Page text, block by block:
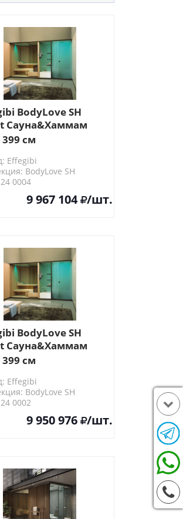
BodyLove SH
Сауна&Хаммам
угловая
трубчатое
399 см
Effegibi
BodyLove SH
0004
9 967 104 /шт.
BodyLove SH
Сауна&Хаммам
угловая
трубчатое
399 см
Effegibi
BodyLove SH
0002
9 950 976 /шт.